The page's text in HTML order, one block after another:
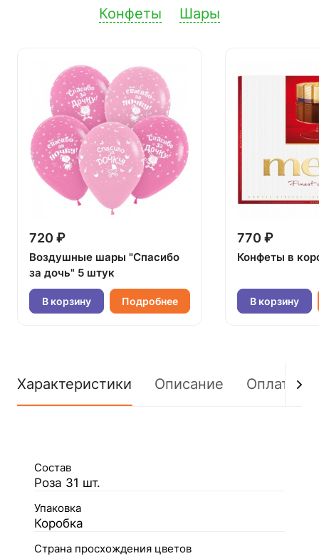
Конфеты Шары
720 ₽
Воздушные шары "Спасибо
за дочь" 5 штук
В корзину Подробнее
770 ₽
Конфеты в
В корзину
Характеристики Описание Оплата
Состав
Роза 31 шт.
Упаковка
Коробка
Страна просхождения цветов